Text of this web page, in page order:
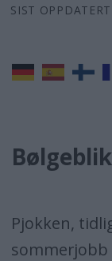
SIST OPPDATERT
Pjokken,